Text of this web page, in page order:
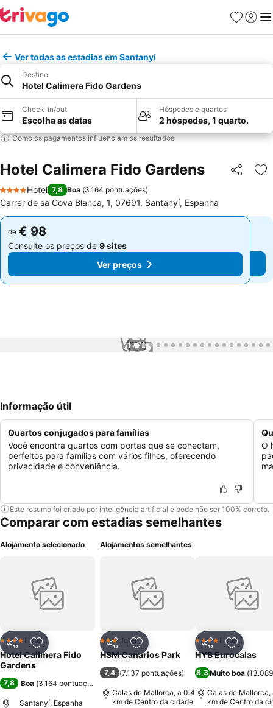
Favoritos
Iniciar
Ver todas as estadias em Santanyí
Destino
Hotel Calimera Fido Gardens
Check-in/out
Escolha as datas
Hóspedes e quartos
2 hóspedes, 1 quarto.
Como os pagamentos influenciam os resultados
Hotel Calimera Fido Gardens Partilhar
4 Estrelas
Hotel 7,8 Boa (3.164 pontuações)
Carrer de sa Cova Blanca, 1, 07691, Santanyí, Espanha
de € 98
Consulte os preços de 9 sites
Ver preços
de € 98
Consulte os preços de 9 sites
Ver preços
1 / 72
Informação útil
Quartos conjugados para famílias
Você encontra quartos com portas que se conectam,
perfeitos para famílias com vários filhos, oferecendo
privacidade e conveniência.
O
Este resumo foi criado por inteligência artificial e pode não ser 100% correto.
Comparar com estadias semelhantes
Alojamento selecionado
PartilharAdicionar aos favoritos
4 EstrelasHotel
Hotel Calimera Fido
Gardens
7,8 Boa (3.164 pontuações
Santanyí, Espanha
Alojamentos semelhantes
PartilharAdicionar aos favoritos
3 Estrelas
Hotel
HSM Canarios Park
7,4 (7.137 pontuações)
Calas de Mallorca, a 0.4
km de Centro da cidade
Partilhar
4 EstrelasHotel
HYB Eurocalas
8,3Muito boa (
Calas de Mallorca,
km de Centro da